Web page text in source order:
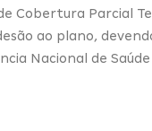
Cobertura Parcial
ao plano,
Nacional de